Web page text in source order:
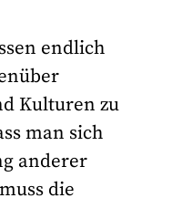
endlich
Kulturen zu
man sich
anderer
die